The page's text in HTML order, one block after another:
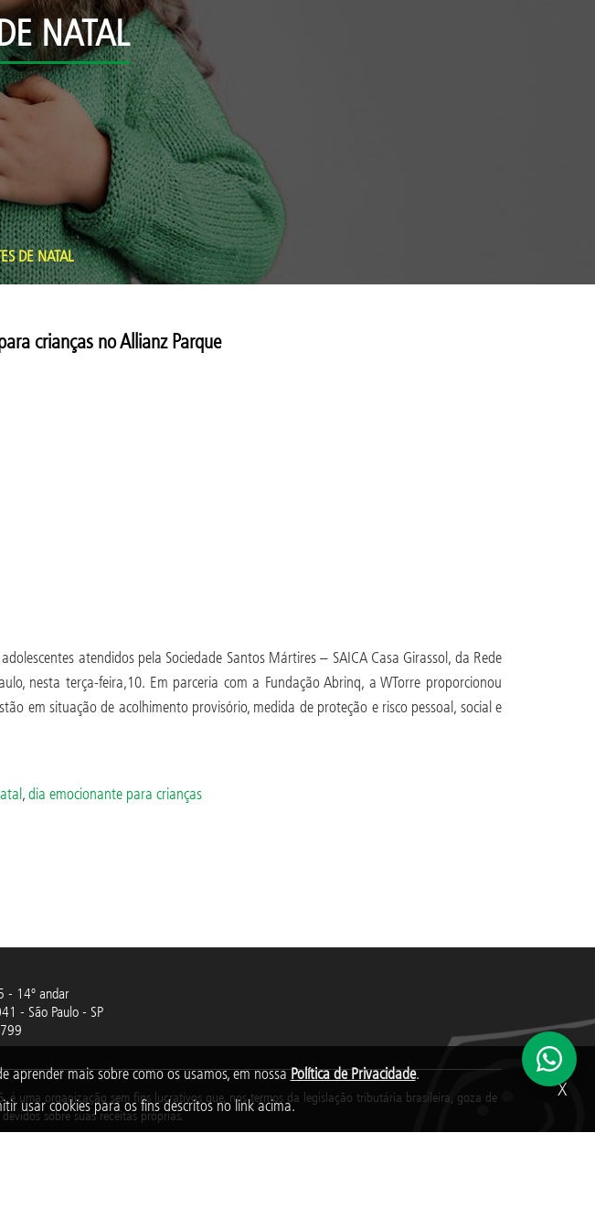
NATAL
DE NATAL
aprender mais sobre como os usamos, em nossaPolítica de Privacidade.
usar cookies para os fins descritos no link acima.
X
crianças no Allianz Parque
atendidos pela Sociedade Santos Mártires – SAICA Casa Girassol, da Rede
nesta terça-feira,10. Em parceria com a Fundação Abrinq, a WTorre proporcionou
em situação de acolhimento provisório, medida de proteção e risco pessoal, social e
,dia emocionante para crianças
- 14º andar
- São Paulo - SP
uma organização sem fins lucrativos que, nos termos da legislação tributária brasileira, goza de
sobre suas receitas próprias.